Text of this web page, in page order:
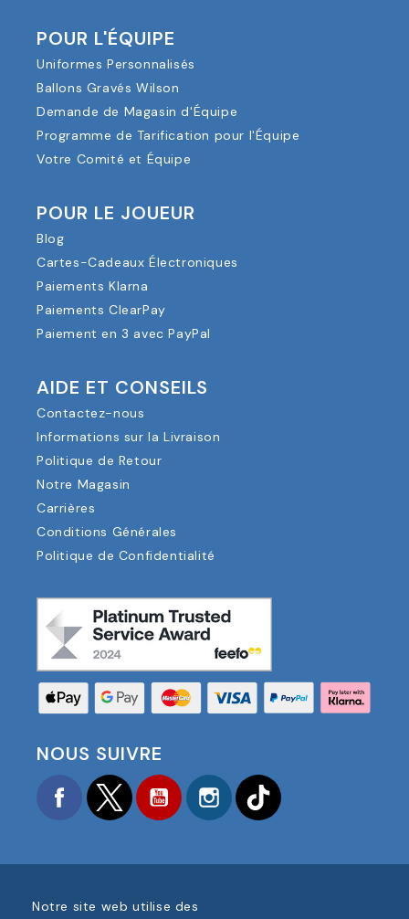
POUR L'ÉQUIPE
Uniformes Personnalisés
Ballons Gravés Wilson
Demande de Magasin d'Équipe
Programme de Tarification pour l'Équipe
Votre Comité et Équipe
POUR LE JOUEUR
Blog
Cartes-Cadeaux Électroniques
Paiements Klarna
Paiements ClearPay
Paiement en 3 avec PayPal
AIDE ET CONSEILS
Contactez-nous
Informations sur la Livraison
Politique de Retour
Notre Magasin
Carrières
Conditions Générales
Politique de Confidentialité
NOUS SUIVRE
FacebookTwitter YouTubeInstagram
COPYRIGHT © 2025 FOOTBALL AMERICA UK TOUS
Notre site web utilise des